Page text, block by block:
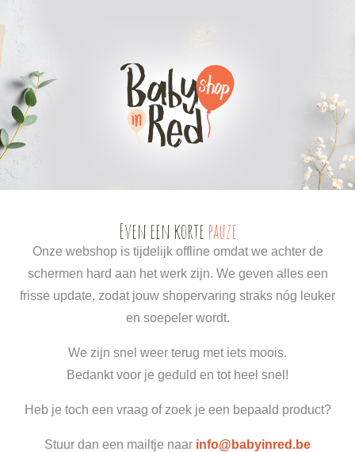
Even een korte pauze
Onze webshop is tijdelijk offline omdat we achter de
schermen hard aan het werk zijn. We geven alles een
frisse update, zodat jouw shopervaring straks nóg leuker
en soepeler wordt.
We zijn snel weer terug met iets moois.
Bedankt voor je geduld en tot heel snel!
Heb je toch een vraag of zoek je een bepaald product?
Stuur dan een mailtje naar info@babyinred.be